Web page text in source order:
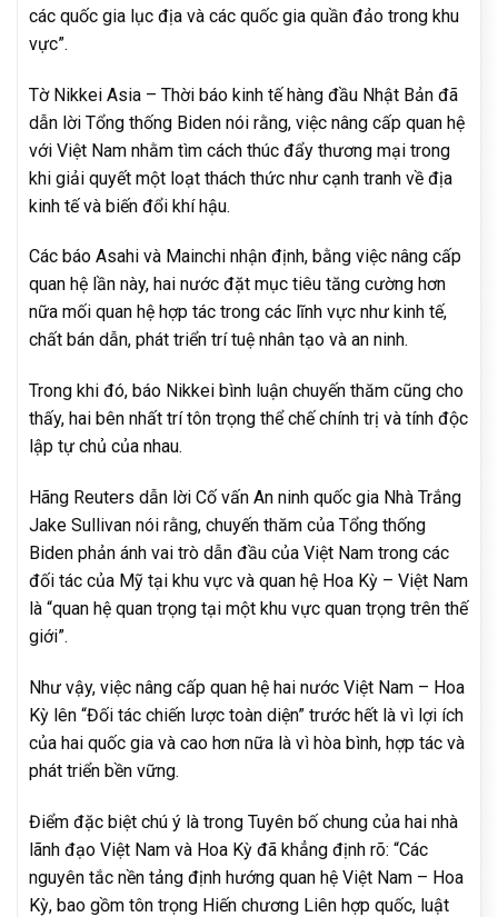
các quốc gia lục địa và các quốc gia quần đảo trong khu
vực”.
Tờ Nikkei Asia – Thời báo kinh tế hàng đầu Nhật Bản đã
dẫn lời Tổng thống Biden nói rằng, việc nâng cấp quan hệ
với Việt Nam nhằm tìm cách thúc đẩy thương mại trong
khi giải quyết một loạt thách thức như cạnh tranh về địa
kinh tế và biến đổi khí hậu.
Các báo Asahi và Mainchi nhận định, bằng việc nâng cấp
quan hệ lần này, hai nước đặt mục tiêu tăng cường hơn
nữa mối quan hệ hợp tác trong các lĩnh vực như kinh tế,
chất bán dẫn, phát triển trí tuệ nhân tạo và an ninh.
Trong khi đó, báo Nikkei bình luận chuyến thăm cũng cho
thấy, hai bên nhất trí tôn trọng thể chế chính trị và tính độc
lập tự chủ của nhau.
Hãng Reuters dẫn lời Cố vấn An ninh quốc gia Nhà Trắng
Jake Sullivan nói rằng, chuyến thăm của Tổng thống
Biden phản ánh vai trò dẫn đầu của Việt Nam trong các
đối tác của Mỹ tại khu vực và quan hệ Hoa Kỳ – Việt Nam
là “quan hệ quan trọng tại một khu vực quan trọng trên thế
giới”.
Như vậy, việc nâng cấp quan hệ hai nước Việt Nam – Hoa
Kỳ lên “Đối tác chiến lược toàn diện” trước hết là vì lợi ích
của hai quốc gia và cao hơn nữa là vì hòa bình, hợp tác và
phát triển bền vững.
Điểm đặc biệt chú ý là trong Tuyên bố chung của hai nhà
lãnh đạo Việt Nam và Hoa Kỳ đã khẳng định rõ: “Các
nguyên tắc nền tảng định hướng quan hệ Việt Nam – Hoa
Kỳ, bao gồm tôn trọng Hiến chương Liên hợp quốc, luật